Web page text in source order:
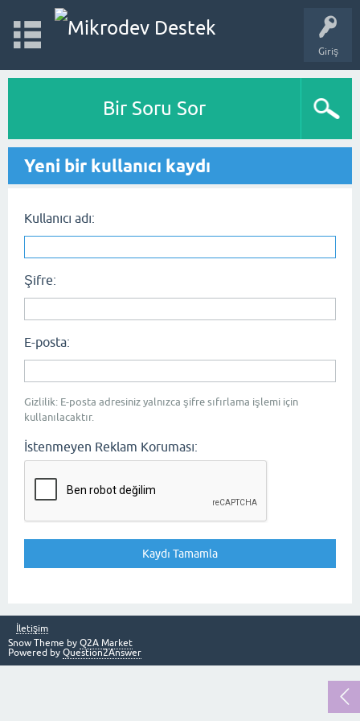
Giriş
Bir Soru Sor
Yeni bir kullanıcı kaydı
Kullanıcı adı:
Şifre:
E-posta:
Gizlilik: E-posta adresiniz yalnızca şifre sıfırlama işlemi için
kullanılacaktır.
İstenmeyen Reklam Koruması:
İletişim
Snow Theme by Q2A Market
Powered by Question2Answer